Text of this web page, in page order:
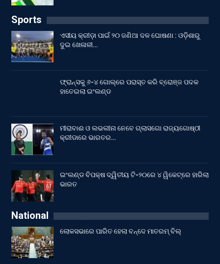
Sports
ଏସୀୟ କ୍ରୀଡ଼ା ପାଇଁ ୨୦ ଜଣିଆ ଦଳ ଘୋଷଣା : ଓଡ଼ିଶାରୁ
ଦୁଇ ଖେଳାଳୀ…
ଫ୍ରାନ୍ସକୁ ୬-୪ ଗୋଲ୍‌ରେ ପରାସ୍ତ କରି ବ୍ରୋଞ୍ଜ ପଦକ
ହାତେଇଲା ଇଂଲଣ୍ଡ
ମୀରାବାଈ ଓ ଲଭଲୀନା ନେବେ ଗ୍ଲାସଗୋ ରାଜ୍ୟଗୋଷ୍ଠୀ
କ୍ରୀଡାରେ ଭାରତର…
ଇଂଲଣ୍ଡ ବିପକ୍ଷ ଦ୍ୱିତୀୟ ଟି-୨୦ରେ ୪ ୱିକେଟ୍‌ରେ ହାରିଲା
ଭାରତ
National
ଲୋକସଭାରେ ପାରିତ ହେଲା ବନ୍ଦେ ମାତରମ୍‌ ବିଲ୍‌